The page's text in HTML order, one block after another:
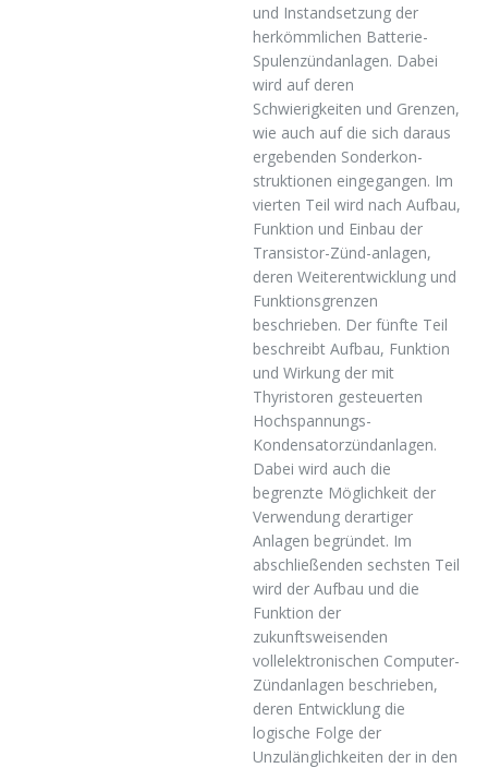
und Instandsetzung der
herkömmlichen Batterie-
Spulenzündanlagen. Dabei
wird auf deren
Schwierigkeiten und Grenzen,
wie auch auf die sich daraus
ergebenden Sonderkon-
struktionen eingegangen. Im
vierten Teil wird nach Aufbau,
Funktion und Einbau der
Transistor-Zünd-anlagen,
deren Weiterentwicklung und
Funktionsgrenzen
beschrieben. Der fünfte Teil
beschreibt Aufbau, Funktion
und Wirkung der mit
Thyristoren gesteuerten
Hochspannungs-
Kondensatorzündanlagen.
Dabei wird auch die
begrenzte Möglichkeit der
Verwendung derartiger
Anlagen begründet. Im
abschließenden sechsten Teil
wird der Aufbau und die
Funktion der
zukunftsweisenden
vollelektronischen Computer-
Zündanlagen beschrieben,
deren Entwicklung die
logische Folge der
Unzulänglichkeiten der in den